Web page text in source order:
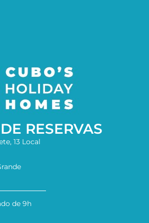
RESERVAS
13 Local
de 9h